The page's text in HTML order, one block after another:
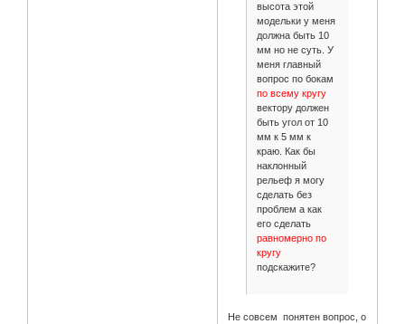
высота этой
модельки у меня
должна быть 10
мм но не суть. У
меня главный
вопрос по бокам
по всему кругу
вектору должен
быть угол от 10
мм к 5 мм к
краю. Как бы
наклонный
рельеф я могу
сделать без
проблем а как
его сделать
равномерно по
кругу
подскажите?
Не совсем понятен вопрос, о